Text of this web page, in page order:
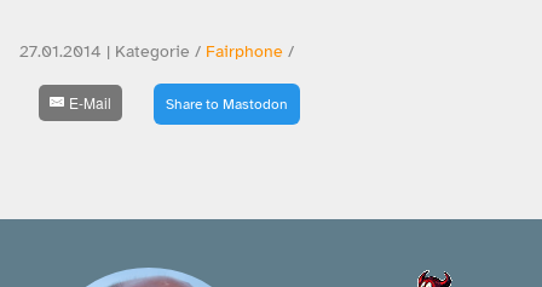
27.01.2014 | Kategorie / Fairphone /
E-Mail Share to Mastodon